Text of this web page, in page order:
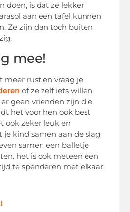
doen, is dat ze lekker
aan een tafel kunnen
Ze zijn dan toch buiten
mee!
meer rust en vraag je
of ze zelf iets willen
geen vrienden zijn die
het voor hen ook best
ook zeker leuk en
kind samen aan de slag
samen een balletje
het is ook meteen een
te spenderen met elkaar.